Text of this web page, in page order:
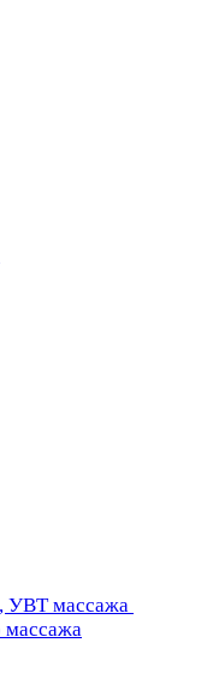
УВТ массажа
массажа